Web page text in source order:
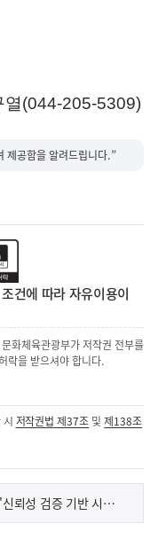
(044-205-5309)
제공함을 알려드립니다.”
건에 따라 자유이용이
화체육관광부가 저작권 전부를
락을 받으셔야 합니다.
시 저작권법 제37조 및제138조
과기정통부,'인공지능(AI) 반도체·우주'신뢰성 검증 기반 시설(인프라) 양성자가속기 4만 시간 안정 운영